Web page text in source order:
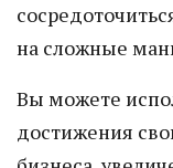
на сложные
Вы можете
достижения